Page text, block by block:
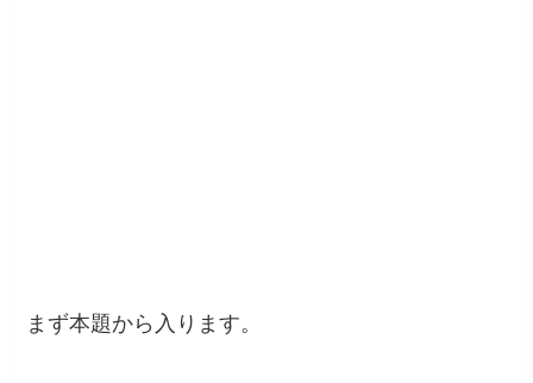
まず本題から入ります。